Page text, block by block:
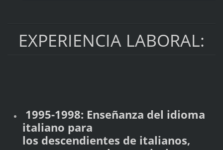
EXPERIENCIA LABORAL:
1995-1998: Enseñanza del idioma
italiano para
los descendientes de italianos,